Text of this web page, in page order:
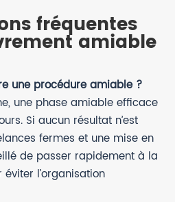
fréquentes
amiable
une procédure amiable ?
une phase amiable efficace
Si aucun résultat n’est
fermes et une mise en
de passer rapidement à la
l’organisation